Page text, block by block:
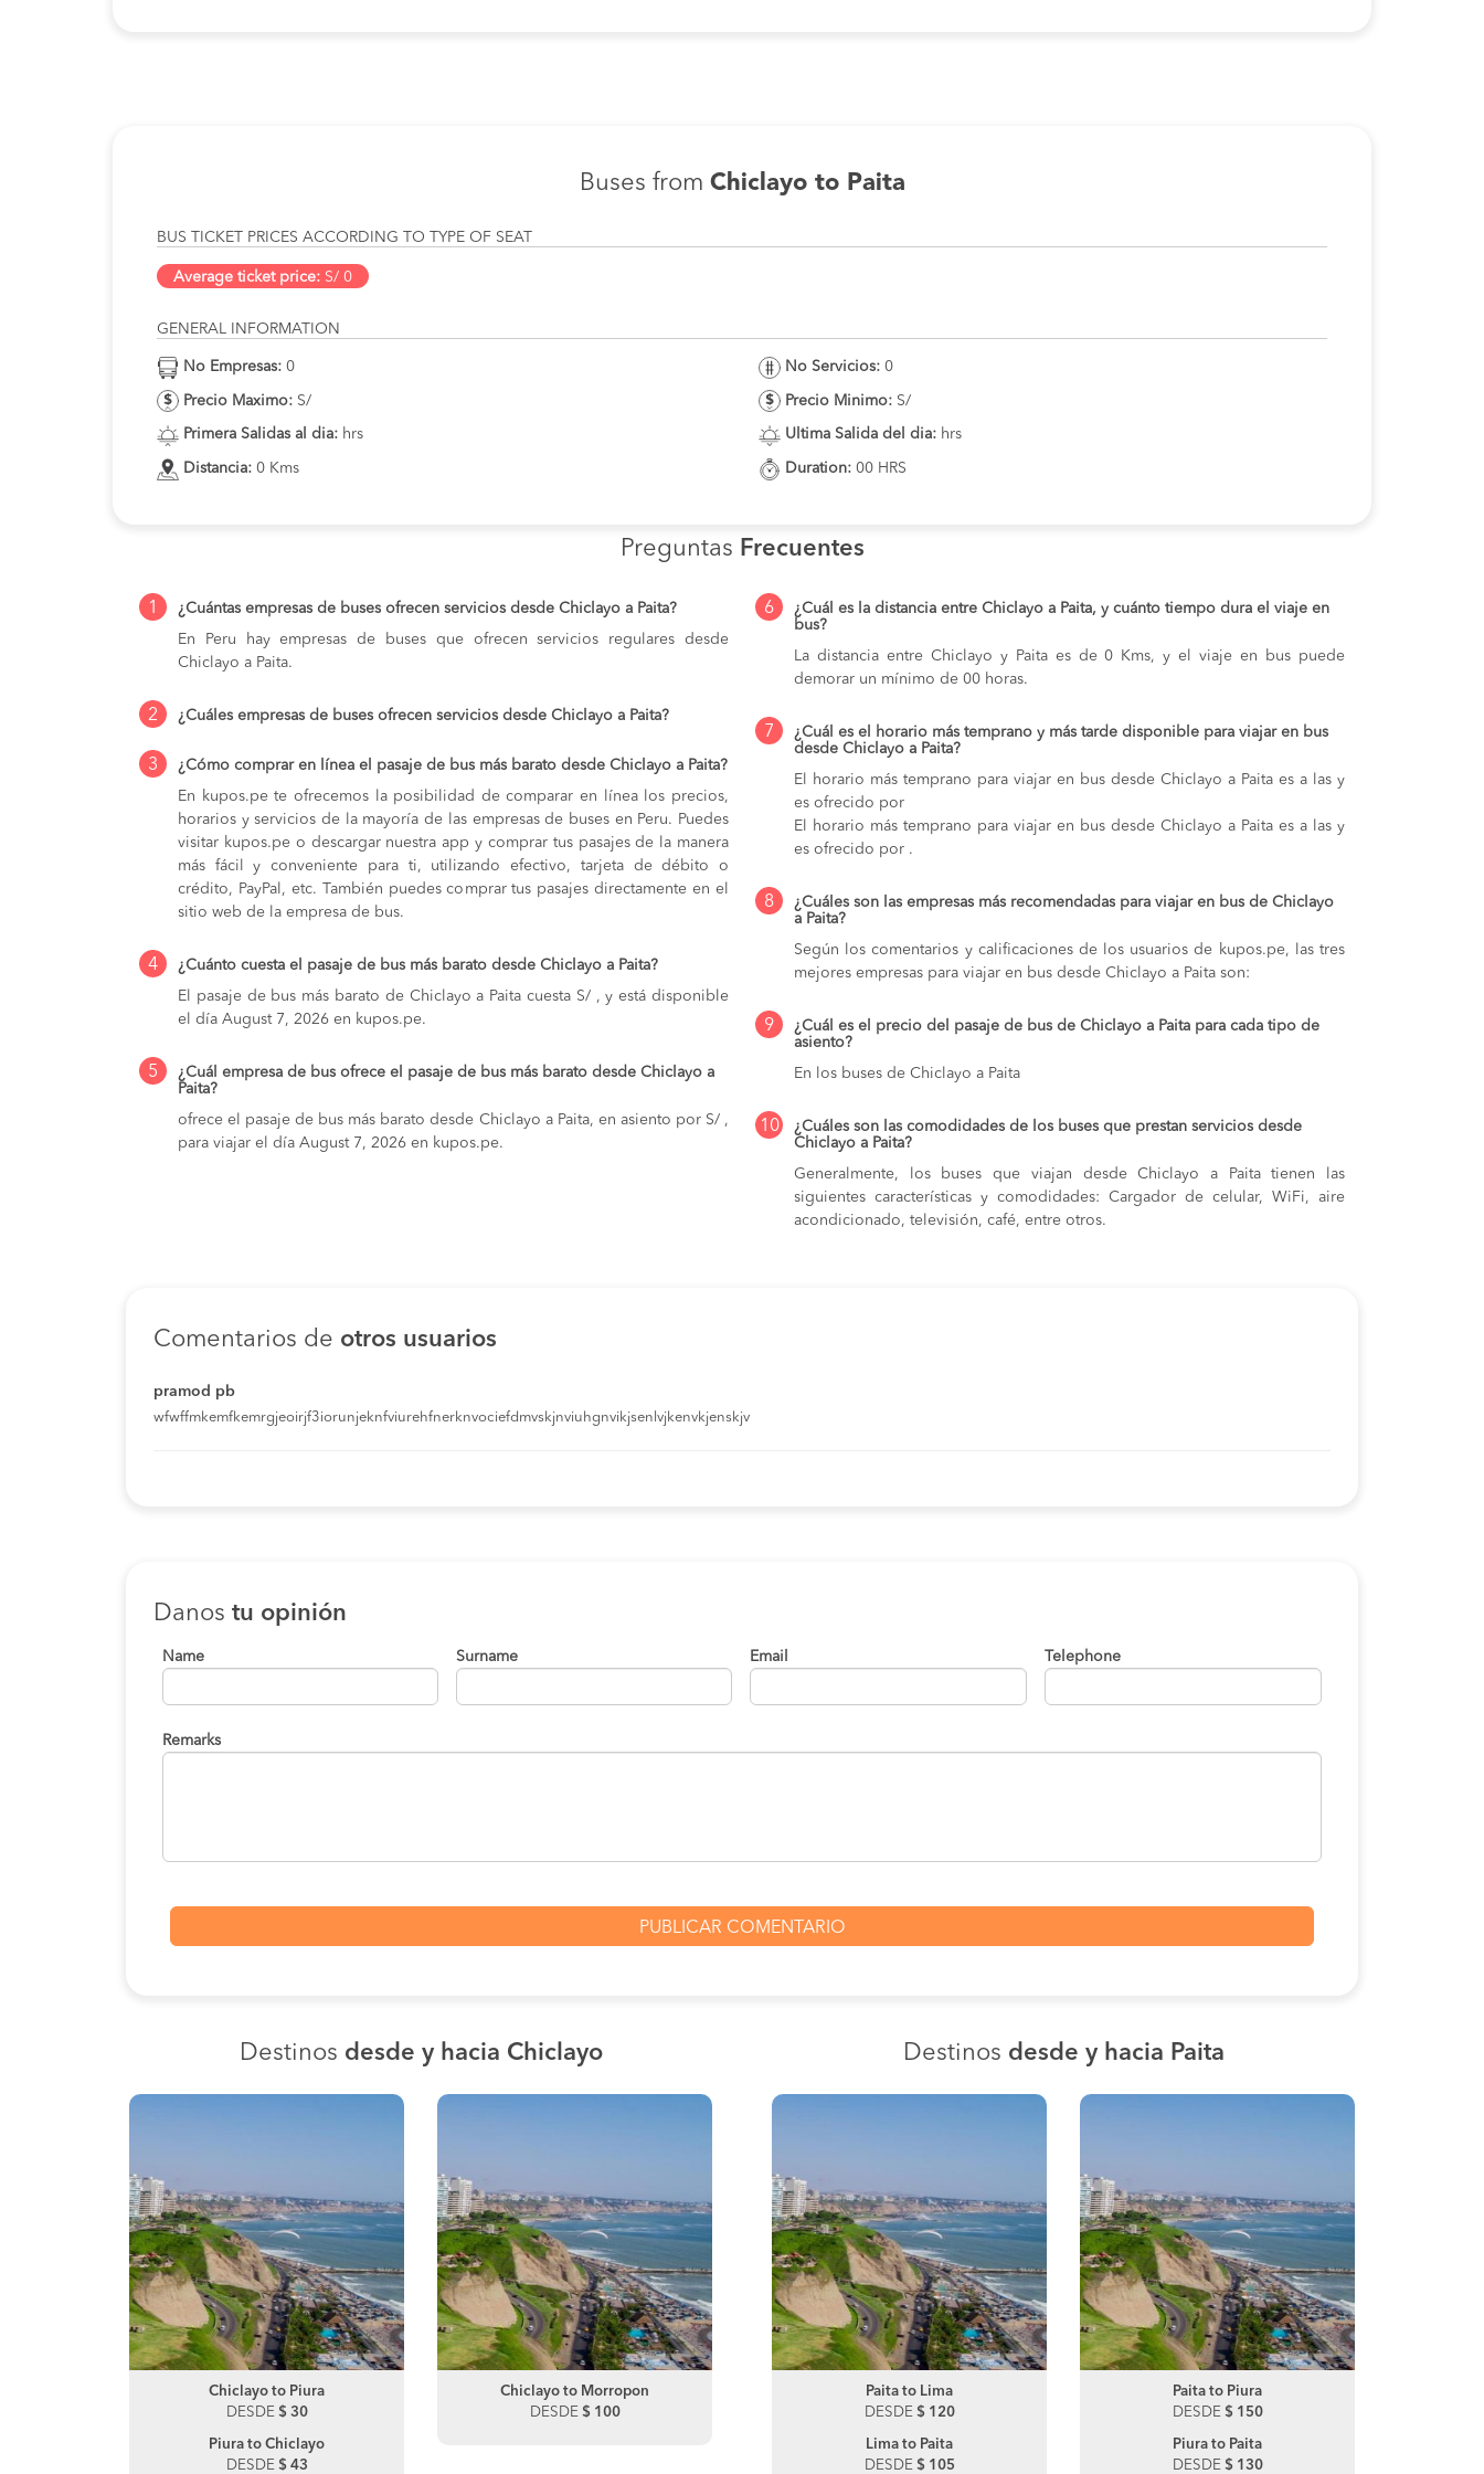
Buses from Chiclayo to Paita
BUS TICKET PRICES ACCORDING TO TYPE OF SEAT
Average ticket price: S/ 0
GENERAL INFORMATION
No Empresas: 0
Precio Maximo: S/
Primera Salidas al dia: hrs
Distancia: 0 Kms
No Servicios: 0
Precio Minimo: S/
Ultima Salida del dia: hrs
Duration: 00 HRS
Preguntas Frecuentes
1
¿Cuántas empresas de buses ofrecen servicios desde Chiclayo a Paita?
En Peru hay empresas de buses que ofrecen servicios regulares desde
Chiclayo a Paita.
2 ¿Cuáles empresas de buses ofrecen servicios desde Chiclayo a Paita?
3
¿Cómo comprar en línea el pasaje de bus más barato desde Chiclayo a Paita?
En kupos.pe te ofrecemos la posibilidad de comparar en línea los precios,
horarios y servicios de la mayoría de las empresas de buses en Peru. Puedes
visitar kupos.pe o descargar nuestra app y comprar tus pasajes de la manera
más fácil y conveniente para ti, utilizando efectivo, tarjeta de débito o
crédito, PayPal, etc. También puedes comprar tus pasajes directamente en el
sitio web de la empresa de bus.
4
¿Cuánto cuesta el pasaje de bus más barato desde Chiclayo a Paita?
El pasaje de bus más barato de Chiclayo a Paita cuesta S/ , y está disponible
el día August 7, 2026 en kupos.pe.
5
¿Cuál empresa de bus ofrece el pasaje de bus más barato desde Chiclayo a
Paita?
ofrece el pasaje de bus más barato desde Chiclayo a Paita, en asiento por S/ ,
para viajar el día August 7, 2026 en kupos.pe.
6
¿Cuál es la distancia entre Chiclayo a Paita, y cuánto tiempo dura el viaje en
bus?
La distancia entre Chiclayo y Paita es de 0 Kms, y el viaje en bus puede
demorar un mínimo de 00 horas.
7
¿Cuál es el horario más temprano y más tarde disponible para viajar en bus
desde Chiclayo a Paita?
El horario más temprano para viajar en bus desde Chiclayo a Paita es a las y
es ofrecido por
El horario más temprano para viajar en bus desde Chiclayo a Paita es a las y
es ofrecido por .
8
¿Cuáles son las empresas más recomendadas para viajar en bus de Chiclayo
a Paita?
Según los comentarios y calificaciones de los usuarios de kupos.pe, las tres
mejores empresas para viajar en bus desde Chiclayo a Paita son:
9
¿Cuál es el precio del pasaje de bus de Chiclayo a Paita para cada tipo de
asiento?
En los buses de Chiclayo a Paita
10
¿Cuáles son las comodidades de los buses que prestan servicios desde
Chiclayo a Paita?
Generalmente, los buses que viajan desde Chiclayo a Paita tienen las
siguientes características y comodidades: Cargador de celular, WiFi, aire
acondicionado, televisión, café, entre otros.
Comentarios de otros usuarios
pramod pb
wfwffmkemfkemrgjeoirjf3iorunjeknfviurehfnerknvociefdmvskjnviuhgnvikjsenlvjkenvkjenskjv
Danos tu opinión
Name Surname Email Telephone
Remarks
Destinos desde y hacia Chiclayo
Chiclayo to Piura
DESDE $ 30
Piura to Chiclayo
DESDE $ 43
Chiclayo to Morropon
DESDE $ 100
Chiclayo to Chulucanas
DESDE$ 100
Chiclayo to Piura
DESDE $ 30
Piura to Chiclayo
DESDE $ 43
Destinos desde y hacia Paita
Paita to Piura
DESDE$ 150
Piura to Paita
DESDE$ 130
Paita to Chiclayo
DESDE$ 150
Paita to Lima
DESDE $ 120
Lima to Paita
DESDE $ 105
Paita to Piura
DESDE $ 150
Piura to Paita
DESDE $ 130